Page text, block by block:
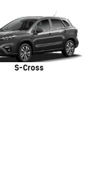
S-Cross